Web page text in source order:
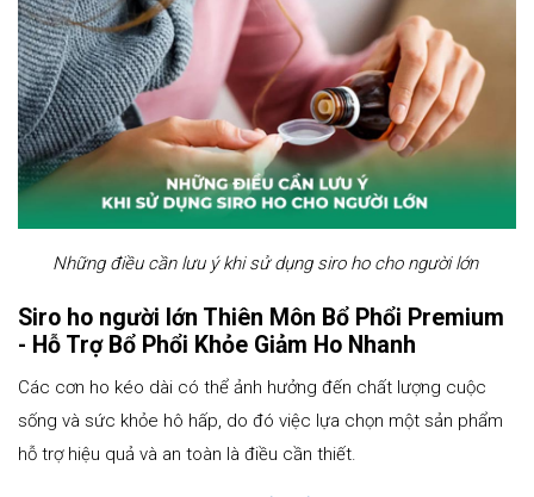
Những điều cần lưu ý khi sử dụng siro ho cho người lớn
Siro ho người lớn Thiên Môn Bổ Phổi Premium
- Hỗ Trợ Bổ Phổi Khỏe Giảm Ho Nhanh
Các cơn ho kéo dài có thể ảnh hưởng đến chất lượng cuộc
sống và sức khỏe hô hấp, do đó việc lựa chọn một sản phẩm
hỗ trợ hiệu quả và an toàn là điều cần thiết.